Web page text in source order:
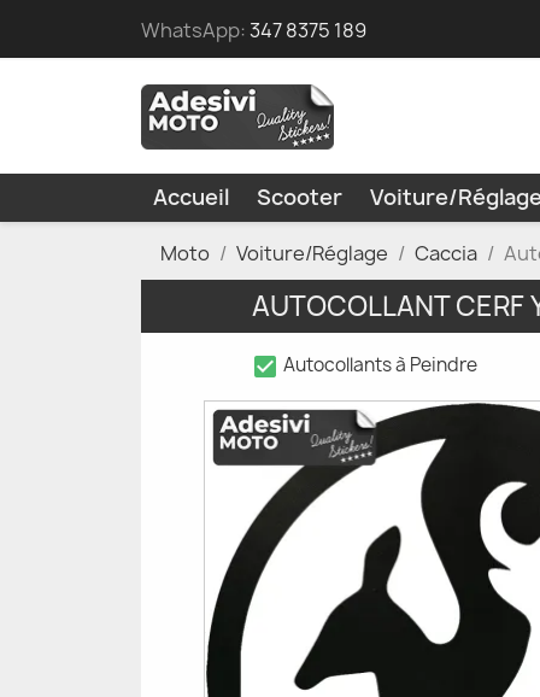
WhatsApp:347 8375 189
Accueil Scooter Voiture/
Moto Voiture/Réglage Caccia
AUTOCOLLANT CERF
check_box Autocollants à Peindre